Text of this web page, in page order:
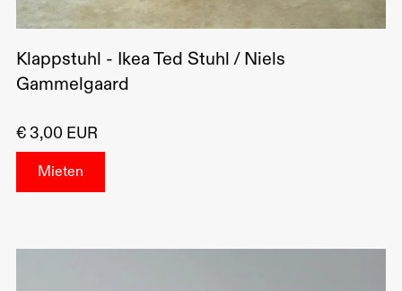
Klappstuhl - Ikea Ted Stuhl / Niels
Gammelgaard
€ 3,00 EUR